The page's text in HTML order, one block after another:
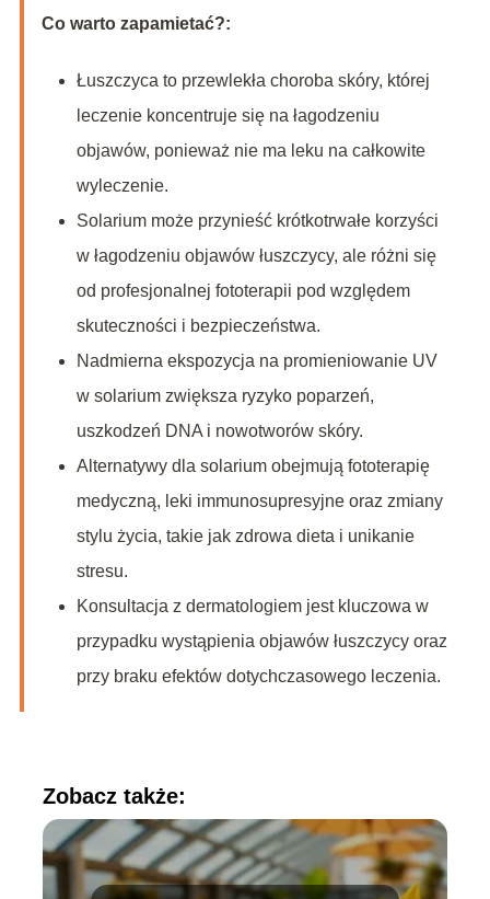
Co warto zapamietać?:
Łuszczyca to przewlekła choroba skóry, której
leczenie koncentruje się na łagodzeniu
objawów, ponieważ nie ma leku na całkowite
wyleczenie.
Solarium może przynieść krótkotrwałe korzyści
w łagodzeniu objawów łuszczycy, ale różni się
od profesjonalnej fototerapii pod względem
skuteczności i bezpieczeństwa.
Nadmierna ekspozycja na promieniowanie UV
w solarium zwiększa ryzyko poparzeń,
uszkodzeń DNA i nowotworów skóry.
Alternatywy dla solarium obejmują fototerapię
medyczną, leki immunosupresyjne oraz zmiany
stylu życia, takie jak zdrowa dieta i unikanie
stresu.
Konsultacja z dermatologiem jest kluczowa w
przypadku wystąpienia objawów łuszczycy oraz
przy braku efektów dotychczasowego leczenia.
Zobacz także: